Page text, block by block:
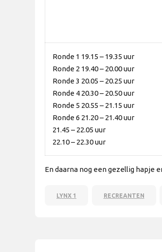
Ronde 1 19.15 – 19.35 uur
Ronde 2 19.40 – 20.00 uur
Ronde 3 20.05 – 20.25 uur
Ronde 4 20.30 – 20.50 uur
Ronde 5 20.55 – 21.15 uur
Ronde 6 21.20 – 21.40 uur
21.45 – 22.05 uur
22.10 – 22.30 uur
En daarna nog een gezellig hapje
LYNX 1 RECREANTEN